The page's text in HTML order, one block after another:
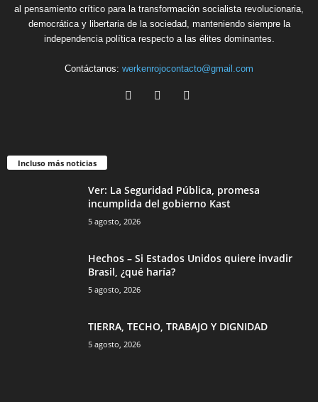
al pensamiento crítico para la transformación socialista revolucionaria,
democrática y libertaria de la sociedad, manteniendo siempre la
independencia política respecto a las élites dominantes.
Contáctanos: werkenrojocontacto@gmail.com
Incluso más noticias
Ver: La Seguridad Pública, promesa
incumplida del gobierno Kast
5 agosto, 2026
Hechos – Si Estados Unidos quiere invadir
Brasil, ¿qué haría?
5 agosto, 2026
TIERRA, TECHO, TRABAJO Y DIGNIDAD
5 agosto, 2026